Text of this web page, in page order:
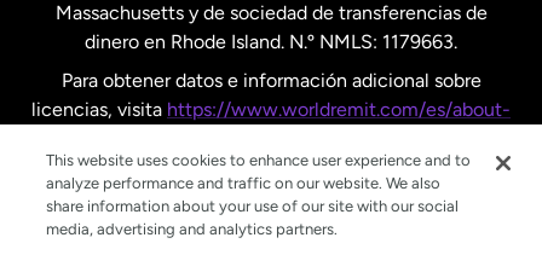
Massachusetts y de sociedad de transferencias de
dinero en Rhode Island. N.º NMLS: 1179663.
Para obtener datos e información adicional sobre
licencias, visita https://www.worldremit.com/es/about-
This website uses cookies to enhance user experience and to
analyze performance and traffic on our website. We also
share information about your use of our site with our social
media, advertising and analytics partners.